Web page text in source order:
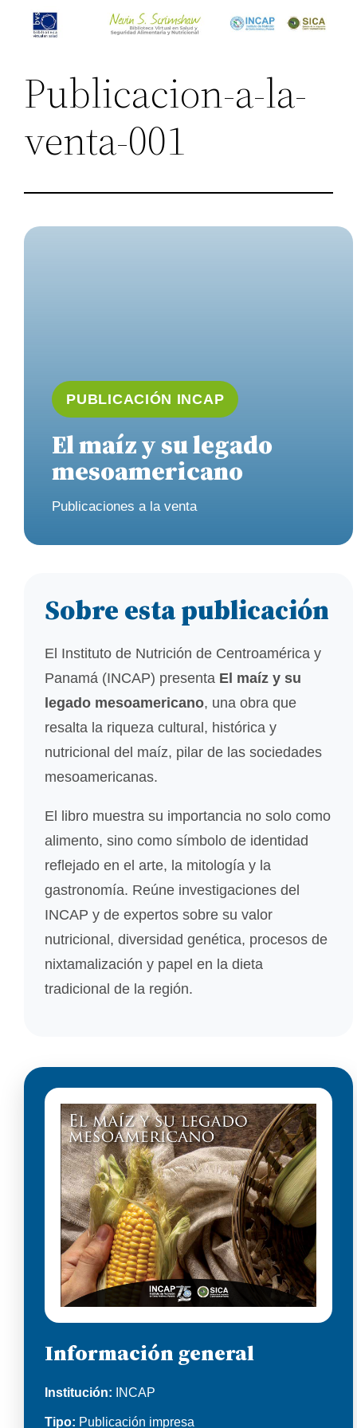
Saltar
Publicacion-a-la-
venta-001
PUBLICACIÓN INCAP
El maíz y su legado
mesoamericano
Publicaciones a la venta
Sobre esta publicación
El Instituto de Nutrición de Centroamérica y
Panamá (INCAP) presenta El maíz y su
legado mesoamericano, una obra que
resalta la riqueza cultural, histórica y
nutricional del maíz, pilar de las sociedades
mesoamericanas.
El libro muestra su importancia no solo como
alimento, sino como símbolo de identidad
reflejado en el arte, la mitología y la
gastronomía. Reúne investigaciones del
INCAP y de expertos sobre su valor
nutricional, diversidad genética, procesos de
nixtamalización y papel en la dieta
tradicional de la región.
Información general
Institución: INCAP
Tipo: Publicación impresa